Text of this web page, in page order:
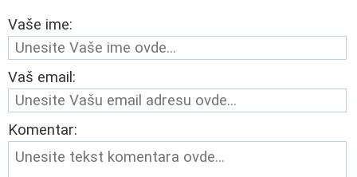
Vaše ime:
Vaš email:
Komentar: